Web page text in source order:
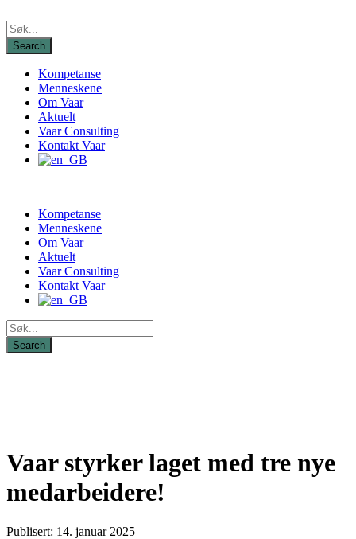
Kompetanse
Menneskene
Om Vaar
Aktuelt
Vaar Consulting
Kontakt Vaar
Kompetanse
Menneskene
Om Vaar
Aktuelt
Vaar Consulting
Kontakt Vaar
Vaar styrker laget med tre nye
medarbeidere!
Publisert: 14. januar 2025